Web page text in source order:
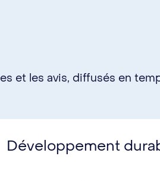
et les avis, diffusés en
Développement